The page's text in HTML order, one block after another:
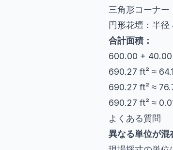
三角形コーナ
円形花壇：半
合計面積：
600.00 +
690.27 ft² ≈
690.27 ft² ≈
690.27 ft² ≈
よくある質問
異なる単位が混